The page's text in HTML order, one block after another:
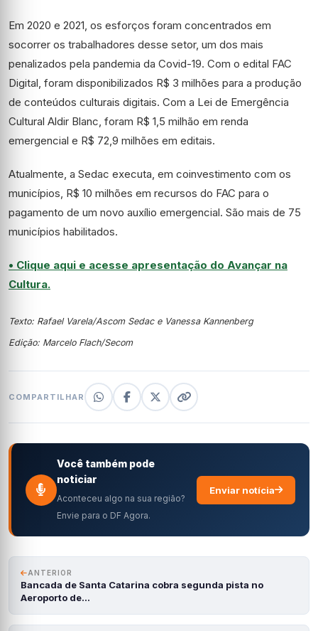
Em 2020 e 2021, os esforços foram concentrados em
socorrer os trabalhadores desse setor, um dos mais
penalizados pela pandemia da Covid-19. Com o edital FAC
Digital, foram disponibilizados R$ 3 milhões para a produção
de conteúdos culturais digitais. Com a Lei de Emergência
Cultural Aldir Blanc, foram R$ 1,5 milhão em renda
emergencial e R$ 72,9 milhões em editais.
Atualmente, a Sedac executa, em coinvestimento com os
municípios, R$ 10 milhões em recursos do FAC para o
pagamento de um novo auxílio emergencial. São mais de 75
municípios habilitados.
• Clique aqui e acesse apresentação do Avançar na
Cultura.
Texto: Rafael Varela/Ascom Sedac e Vanessa Kannenberg
Edição: Marcelo Flach/Secom
COMPARTILHAR
Você também pode
noticiar
Aconteceu algo na sua região?
Envie para o DF Agora.
Enviar notícia
ANTERIOR
Bancada de Santa Catarina cobra segunda pista no
Aeroporto de…